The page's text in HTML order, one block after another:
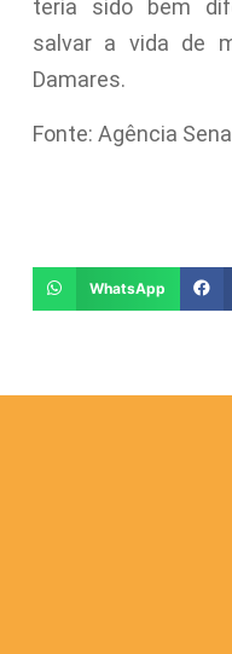
teria sido bem
salvar a vida de
Damares.
Fonte: Agência
WhatsApp